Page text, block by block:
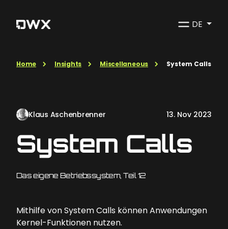
DE
Home Insights Miscellaneous System Calls
Klaus Aschenbrenner 13. Nov 2023
System Calls
Das eigene Betriebssystem, Teil 12
Mithilfe von System Calls können Anwendungen
Kernel-Funktionen nutzen.